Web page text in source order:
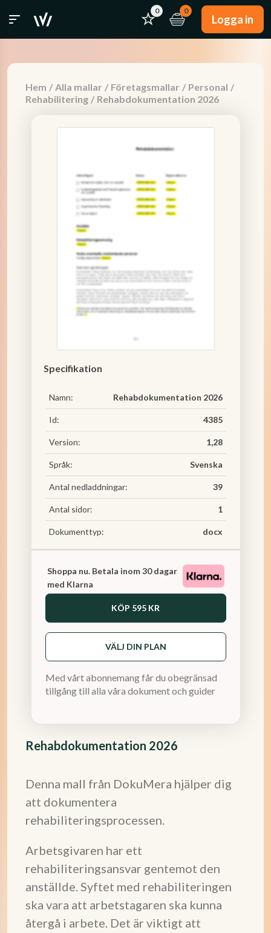
0 0
Logga in
Hem / Alla mallar / Företagsmallar / Personal /
Rehabilitering / Rehabdokumentation 2026
Rehabdokumentation 2026
Denna mall från DokuMera hjälper dig
att dokumentera
rehabiliteringsprocessen.
Arbetsgivaren har ett
rehabiliteringsansvar gentemot den
anställde. Syftet med rehabiliteringen
ska vara att arbetstagaren ska kunna
återgå i arbete. Det är viktigt att
Specifikation
Namn: Rehabdokumentation 2026
Id: 4385
Version: 1,28
Språk: Svenska
Antal nedladdningar: 39
Antal sidor: 1
Dokumenttyp: docx
Shoppa nu. Betala inom 30 dagar
med Klarna
KÖP 595 KR
VÄLJ DIN PLAN
Med vårt abonnemang får du obegränsad
tillgång till alla våra dokument och guider